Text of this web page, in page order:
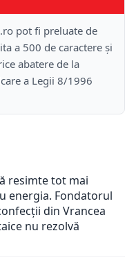
pot fi preluate de
a 500 de caractere și
abatere de la
a Legii 8/1996
resimte tot mai
energia. Fondatorul
din Vrancea
nu rezolvă